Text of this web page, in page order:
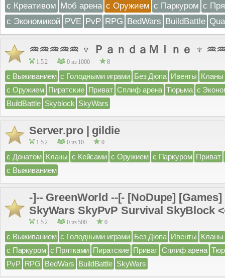
с Креативом Моб арена с Оружием с Паркуром с
с Экономикой PVE PvP RPG BedWars BuildBattle
♒♒♒♒♒ ♆ ＰａｎｄａＭｉｎｅ ♆
1.5.2 0 из 1000 8
с Выживанием с Голодными играми Без Дюпа Ивенты Кланы
с Оружием Пиратские Приват Сплиф арена Тюрьма с
BuildBattle Skyblock SkyWars
Server.pro | gildie
1.5.2 0 из 10 0
с Донатом Кланы с Кейсами с Оружием с Паркуром Приват
с Выживанием
-]-- GreenWorld --[- [NoDupe]
SkyWars SkyPvP Survival SkyBlock
1.5.2 0 из 500 0
с Выживанием с Голодными играми Без Дюпа Ивенты Кланы
с Паркуром с Прятками Пиратские Приват Сплиф арена
PvP RPG BedWars BuildBattle SkyWars